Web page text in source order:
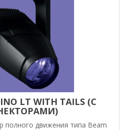
LT WITH TAILS (С
полного движения типа Beam